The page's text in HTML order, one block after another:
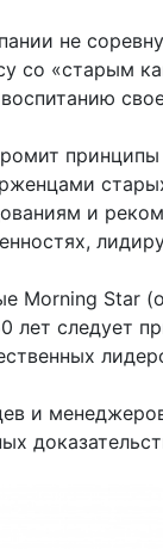
не
со «старым
и
Morning Star
лет следует
и